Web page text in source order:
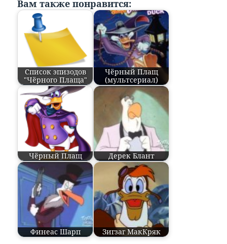
Вам также понравится:
Список эпизодов
"Чёрного Плаща"
Чёрный Плащ
(мультсериал)
Чёрный Плащ Дерек Блант
Финеас Шарп Зигзаг МакКряк